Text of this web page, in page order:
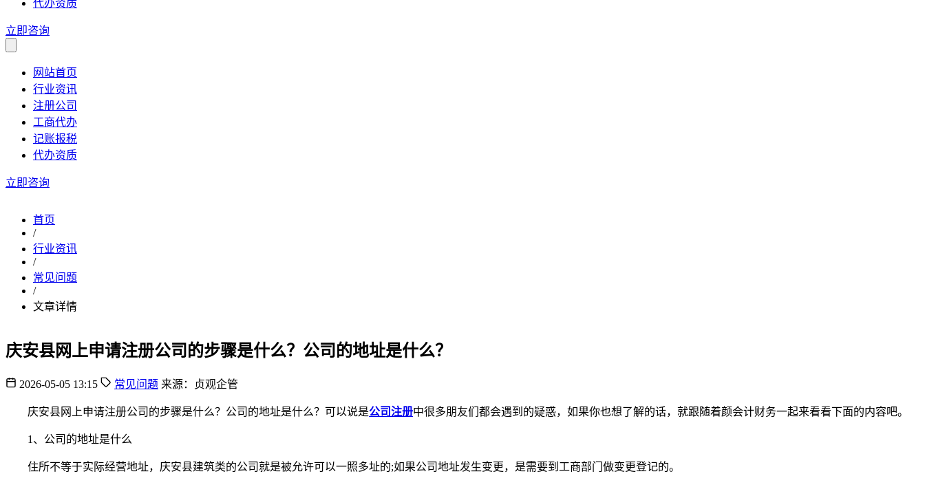
代办资质
立即咨询
网站首页
行业资讯
注册公司
工商代办
记账报税
代办资质
立即咨询
首页
/
行业资讯
/
常见问题
/
文章详情
庆安县网上申请注册公司的步骤是什么？公司的地址是什么？
2026-05-05 13:15 常见问题 来源：贞观企管
庆安县网上申请注册公司的步骤是什么？公司的地址是什么？可以说是公司注册中很多朋友们都会遇到的疑惑，如果你也想了解的话，就跟随着颜会计财务一起来看看下面的内容吧。
1、公司的地址是什么
住所不等于实际经营地址，庆安县建筑类的公司就是被允许可以一照多址的;如果公司地址发生变更，是需要到工商部门做变更登记的。